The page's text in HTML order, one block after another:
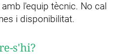
l'equip tècnic. No cal
i disponibilitat.
s'hi?